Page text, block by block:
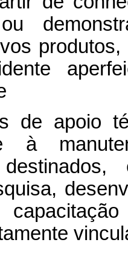
ou
de apoio
à